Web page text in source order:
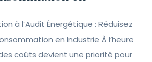
à l’Audit Énergétique : Réduisez
en Industrie À l’heure
coûts devient une priorité pour